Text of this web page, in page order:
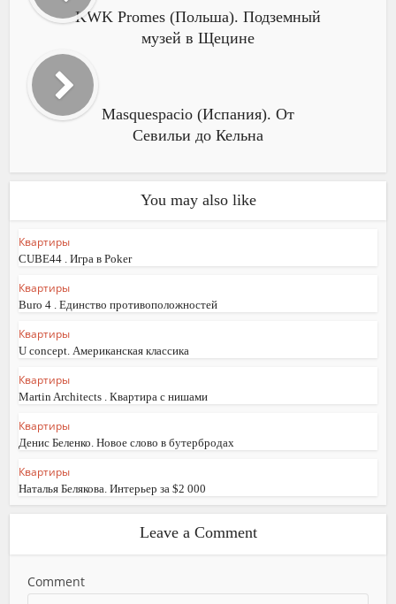
KWK Promes (Польша). Подземный
музей в Щецине
Masquespacio (Испания). От
Севильи до Кельна
You may also like
Квартиры
CUBE44 . Игра в Poker
Квартиры
Buro 4 . Единство противоположностей
Квартиры
U concept. Американская классика
Квартиры
Martin Architects . Квартира с нишами
Квартиры
Денис Беленко. Новое слово в бутербродах
Квартиры
Наталья Белякова. Интерьер за $2 000
Leave a Comment
Comment